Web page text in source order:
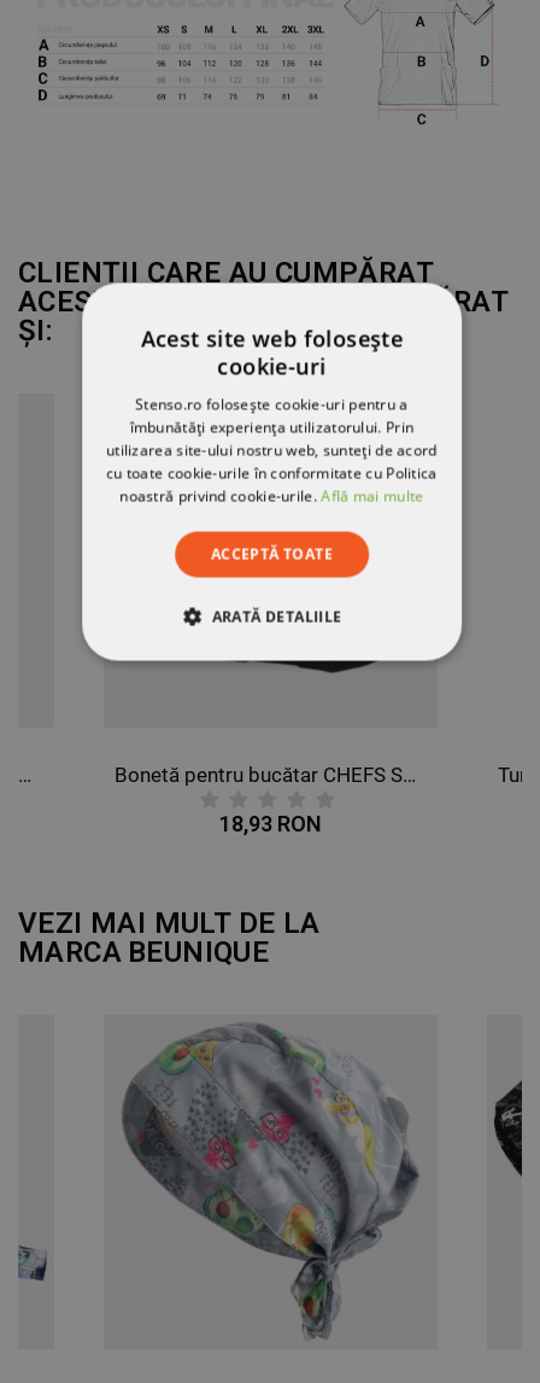
CLIENȚII CARE AU CUMPĂRAT
ACEST PRODUS AU MAI CUMPĂRAT
ȘI:
Tunică de lucru pentru femei PETIA GREY Bonetă pentru bucătar CHEFS S899
18,93 RON
VEZI MAI MULT DE LA
MARCA BEUNIQUE
Acest site web folosește
cookie-uri
Stenso.ro folosește cookie-uri pentru a
îmbunătăți experiența utilizatorului. Prin
utilizarea site-ului nostru web, sunteți de acord
cu toate cookie-urile în conformitate cu Politica
noastră privind cookie-urile.Află mai multe
ACCEPTĂ TOATE
ARATĂ DETALIILE
STRICT NECESARE
DE TARGETARE
DE FUNCŢIONALITATE